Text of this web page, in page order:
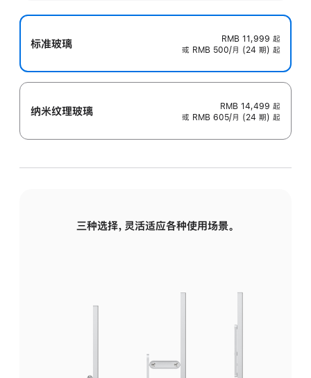
标准玻璃 RMB 11,999 起
或 RMB 500/月 (24 期) 起
纳米纹理玻璃 RMB 14,499 起
或 RMB 605/月 (24 期) 起
三种选择，灵活适应各种使用场景。